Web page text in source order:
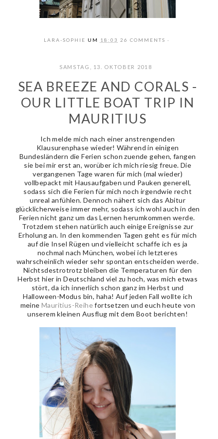
LARA-SOPHIE UM 18:03 26 COMMENTS
SAMSTAG, 13. OKTOBER 2018
SEA BREEZE AND CORALS -
OUR LITTLE BOAT TRIP IN
MAURITIUS
Ich melde mich nach einer anstrengenden
Klausurenphase wieder! Während in einigen
Bundesländern die Ferien schon zuende gehen, fangen
sie bei mir erst an, worüber ich mich riesig freue. Die
vergangenen Tage waren für mich (mal wieder)
vollbepackt mit Hausaufgaben und Pauken generell,
sodass sich die Ferien für mich noch irgendwie recht
unreal anfühlen. Dennoch nähert sich das Abitur
glücklicherweise immer mehr, sodass ich wohl auch in den
Ferien nicht ganz um das Lernen herumkommen werde.
Trotzdem stehen natürlich auch einige Ereignisse zur
Erholung an. In den kommenden Tagen geht es für mich
auf die Insel Rügen und vielleicht schaffe ich es ja
nochmal nach München, wobei ich letzteres
wahrscheinlich wieder sehr spontan entscheiden werde.
Nichtsdestrotrotz bleiben die Temperaturen für den
Herbst hier in Deutschland viel zu hoch, was mich etwas
stört, da ich innerlich schon ganz im Herbst und
Halloween-Modus bin, haha! Auf jeden Fall wollte ich
meine Mauritius-Reihefortsetzen und euch heute von
unserem kleinen Ausflug mit dem Boot berichten!